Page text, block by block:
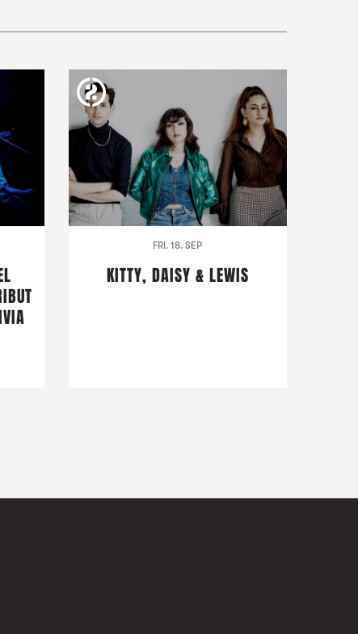
FRI. 18. SEP
KITTY, DAISY & LEWIS